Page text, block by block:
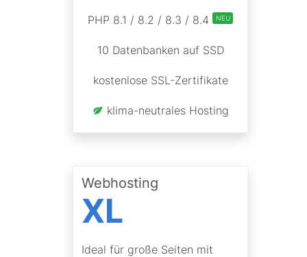
PHP 8.1 / 8.2 / 8.3 / 8.4 NEU
10 Datenbanken auf SSD
kostenlose SSL-Zertifikate
klima-neutrales Hosting
Webhosting
XL
Ideal für große Seiten mit